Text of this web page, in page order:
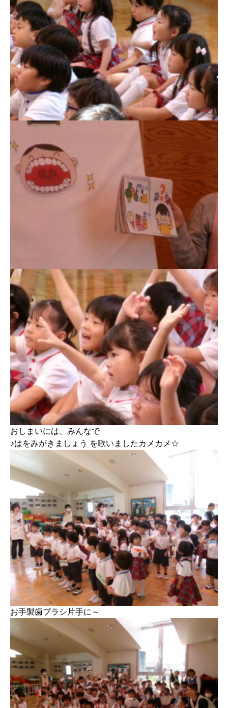
おしまいには、みんなで
♪はをみがきましょう を歌いましたカメカメ☆
お手製歯ブラシ片手に～